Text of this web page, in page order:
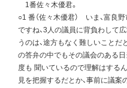
1番佐々木優君。
○1 番（佐々木優君） いま、富良
ですね、3人の議員に背負わして
うのは、途方もなく難しいことだ
の答弁の中でもその議会のある
度も 聞いているので理解はする
見を把握するだとか、事前に議案